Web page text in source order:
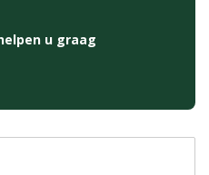
u graag